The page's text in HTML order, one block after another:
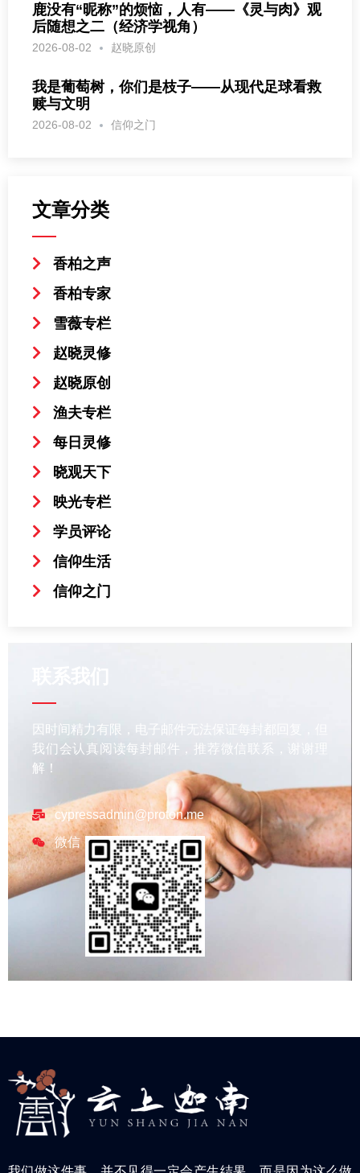
鹿没有“昵称”的烦恼，人有——《灵与肉》观
后随想之二（经济学视角）
2026-08-02 赵晓原创
我是葡萄树，你们是枝子——从现代足球看救
赎与文明
2026-08-02 信仰之门
文章分类
香柏之声
香柏专家
雪薇专栏
赵晓灵修
赵晓原创
渔夫专栏
每日灵修
晓观天下
映光专栏
学员评论
信仰生活
信仰之门
因时间精力有限，电子邮件无法保证每封都回复，但
我们会认真阅读每封邮件，推荐微信联系，谢谢理
解！
cypressadmin@proton.me
微信